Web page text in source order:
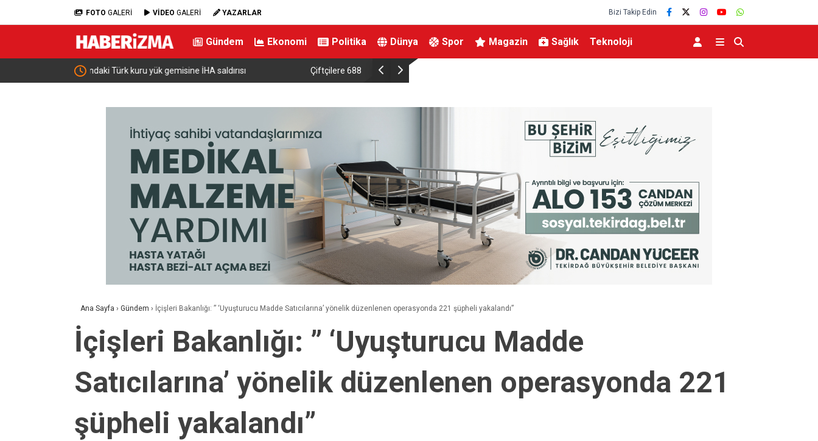
FOTO GALERİ VİDEO GALERİ YAZARLAR Bizi Takip Edin
Gündem Ekonomi Politika Dünya Spor Magazin Sağlık Teknoloji
Çiftçilere 688 Milyon Lira Tutarında Tarımsal Destek Ödemesi DMM: “Mekke Ortak Savunma Anlaşması’nın NATO’nun 5. maddesiyle
Ana Sayfa › Gündem › İçişleri Bakanlığı: ” ‘Uyuşturucu Madde Satıcılarına’ yönelik düzenlenen operasyonda 221 şüpheli yakalandı”
İçişleri Bakanlığı: ” ‘Uyuşturucu Madde
Satıcılarına’ yönelik düzenlenen operasyonda 221
şüpheli yakalandı”